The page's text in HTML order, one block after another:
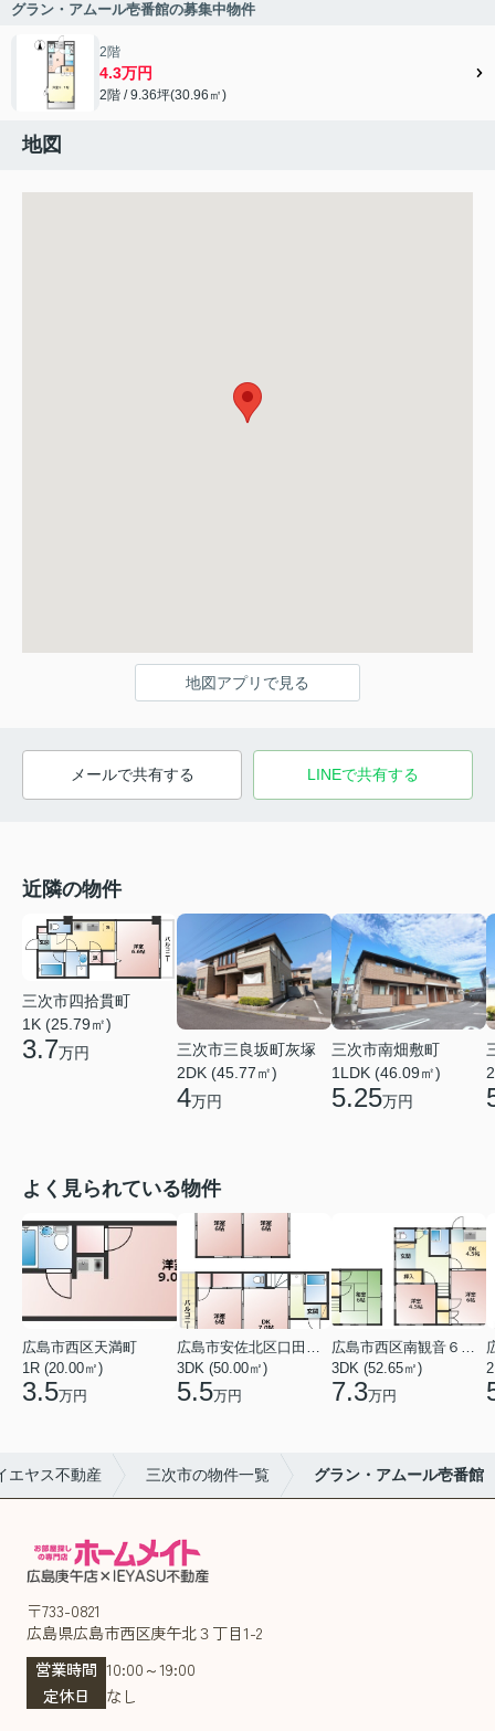
グラン・アムール壱番館の募集中物件
2階
4.3万円
2階 / 9.36坪(30.96㎡)
地図
地図アプリで見る
メールで共有する LINEで共有する
近隣の物件
三次市四拾貫町
1K (25.79㎡)
3.7万円
三次市三良坂町灰塚
2DK (45.77㎡)
4万円
三次市南畑敷町
1LDK (46.09㎡)
5.25万円
よく見られている物件
広島市西区天満町
1R (20.00㎡)
3.5万円
3DK (50.00㎡)
5.5万円
3DK (52.65㎡)
7.3万円
エヤス不動産 三次市の物件一覧 グラン・アムール壱番館
〒733-0821
広島県広島市西区庚午北３丁目1-2
営業時間 10:00～19:00
定休日
なし